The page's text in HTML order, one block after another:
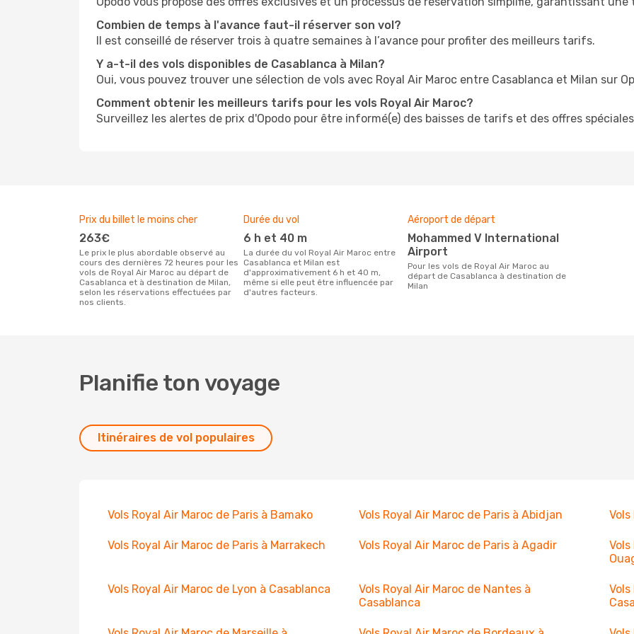
Combien de temps à l'avance faut-il réserver son vol?
Il est conseillé de réserver trois à quatre semaines à l’avance pour profiter des meilleurs tarifs.
Y a-t-il des vols disponibles de Casablanca à Milan?
Oui, vous pouvez trouver une sélection de vols avec Royal Air Maroc entre Casablanca et Milan sur
Comment obtenir les meilleurs tarifs pour les vols Royal Air Maroc?
Surveillez les alertes de prix d'Opodo pour être informé(e) des baisses de tarifs et des offres
Prix du billet le moins cher
263€
Le prix le plus abordable observé au
cours des dernières 72 heures pour les
vols de Royal Air Maroc au départ de
Casablanca et à destination de Milan,
selon les réservations effectuées par
nos clients.
Durée du vol
6 h et 40 m
La durée du vol Royal Air Maroc entre
Casablanca et Milan est
d'approximativement 6 h et 40 m,
même si elle peut être influencée par
d'autres facteurs.
Aéroport de départ
Mohammed V International
Airport
Pour les vols de Royal Air Maroc au
départ de Casablanca à destination de
Milan
Planifie ton voyage
Itinéraires de vol populaires
Vols Royal Air Maroc de Paris à Bamako Vols Royal Air Maroc de Paris à Abidjan
Vols Royal Air Maroc de Paris à Marrakech Vols Royal Air Maroc de Paris à Agadir
Vols
Vols Royal Air Maroc de Lyon à Casablanca
Vols Royal Air Maroc de Nantes à
Casablanca
Vols